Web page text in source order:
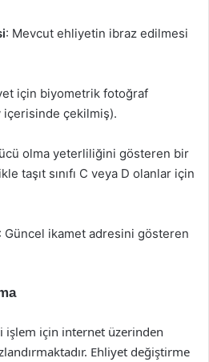
: Mevcut ehliyetin ibraz edilmesi
için biyometrik fotoğraf
içerisinde çekilmiş).
olma yeterliliğini gösteren bir
taşıt sınıfı C veya D olanlar için
: Güncel ikamet adresini gösteren
işlem için internet üzerinden
Ehliyet değiştirme